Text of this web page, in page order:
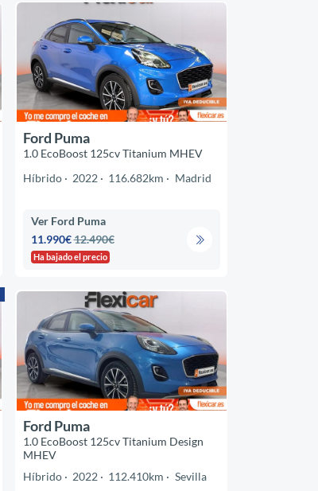
Ford Puma
1.0 EcoBoost 125cv Titanium MHEV
Híbrido
2022 116.682km Madrid
Ver Ford Puma
11.990€12.490€
Ha bajado el precio
Ford Puma
1.0 EcoBoost 125cv Titanium Design
MHEV
Híbrido
2022 112.410km Sevilla